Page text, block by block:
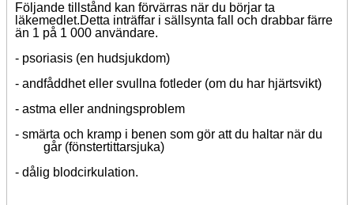
Följande tillstånd kan förvärras när du börjar ta
läkemedlet.Detta inträffar i sällsynta fall och drabbar färre
än 1 på 1 000 användare.
- psoriasis (en hudsjukdom)
- andfåddhet eller svullna fotleder (om du har hjärtsvikt)
- astma eller andningsproblem
- smärta och kramp i benen som gör att du haltar när du
går (fönstertittarsjuka)
- dålig blodcirkulation.